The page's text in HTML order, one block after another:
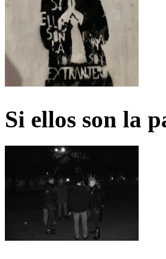
Si ellos son la